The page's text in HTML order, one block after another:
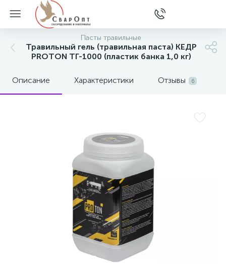
Пасты травильные
Травильный гель (травильная паста) КЕДР
PROTON ТГ-1000 (пластик банка 1,0 кг)
Описание Характеристики Отзывы 6